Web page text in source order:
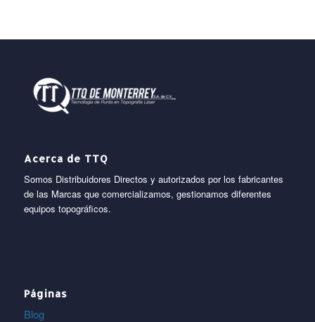
Acerca de TTQ
Somos Distribuidores Directos y autorizados por los fabricantes
de las Marcas que comercializamos, gestionamos diferentes
equipos topográficos.
Páginas
Blog